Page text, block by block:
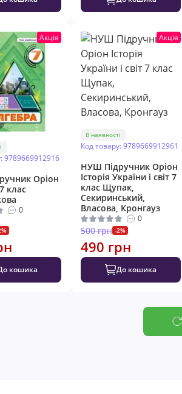
Акція
9789669912916
Оріон
клас
0
кошика
Акція
В наявності
Код товару: 9789669912961
НУШ Підручник Оріон
Історія України і світ 7
клас Щупак,
Секиринський,
Власова, Кронгауз
0
500 грн -2%
490 грн
До кошика